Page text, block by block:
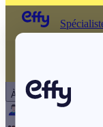
À propos